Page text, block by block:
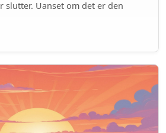
slutter. Uanset om det er den